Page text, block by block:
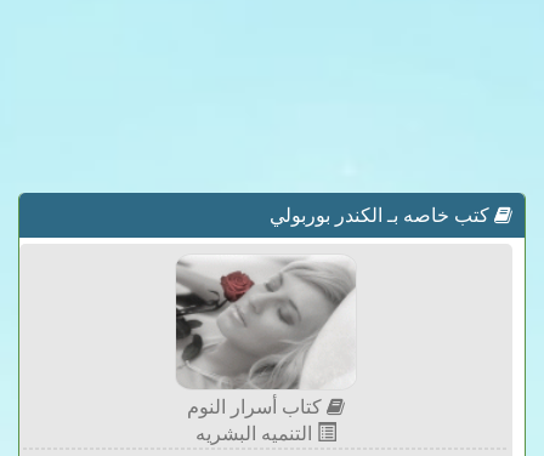
كتب خاصه بـ الكندر بوربولي
كتاب أسرار النوم
التنميه البشريه